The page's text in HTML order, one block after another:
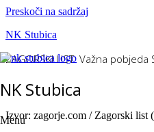
Preskoči na sadržaj
NK Stubica
NK Stubica
Menu
ZAGORSKI LIST: Važna pobjeda
Izvor: zagorje.com / Zagorski list